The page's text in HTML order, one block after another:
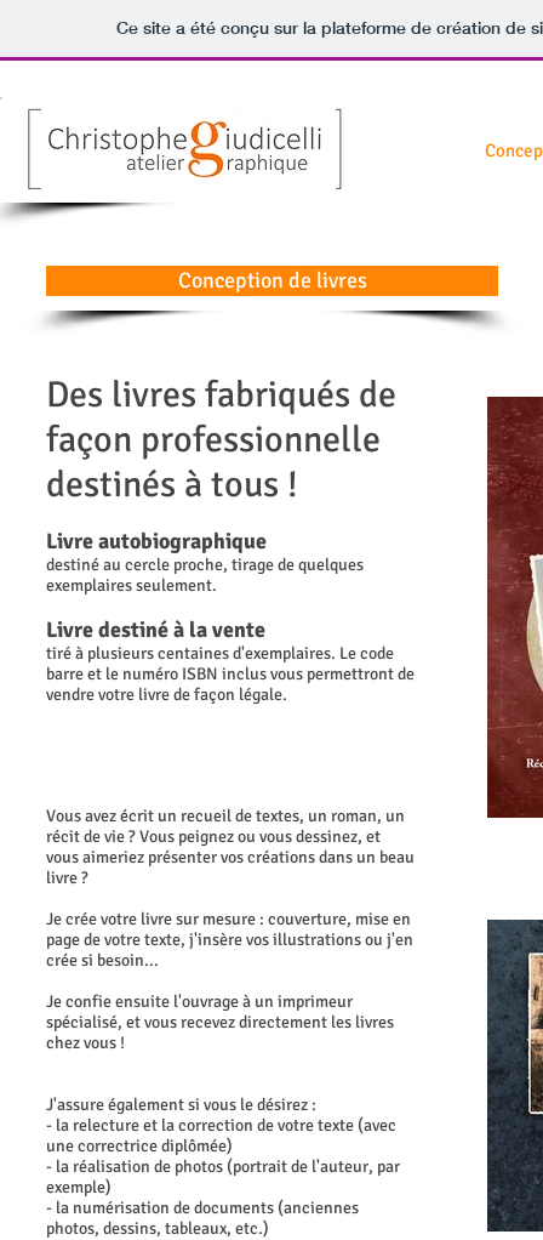
Ce site a été conçu sur la plateforme de création de
Conception de livres
Des livres fabriqués de
façon professionnelle
destinés à tous !
Livre autobiographique
destiné au cercle proche, tirage de quelques
exemplaires seulement.
Livre destiné à la vente
tiré à plusieurs centaines d'exemplaires. Le code
barre et le numéro ISBN inclus vous permettront de
vendre votre livre de façon légale.
Vous avez écrit un recueil de textes, un roman, un
récit de vie ? Vous peignez ou vous dessinez, et
vous aimeriez présenter vos créations dans un beau
livre ?
Je crée votre livre sur mesure : couverture, mise en
page de votre texte, j'insère vos illustrations ou j'en
crée si besoin...
Je confie ensuite l'ouvrage à un imprimeur
spécialisé, et vous recevez directement les livres
chez vous !
J'assure également si vous le désirez :
- la relecture et la correction de votre texte (avec
une correctrice diplômée)
- la réalisation de photos (portrait de l'auteur, par
exemple)
- la numérisation de documents (anciennes
photos, dessins, tableaux, etc.)